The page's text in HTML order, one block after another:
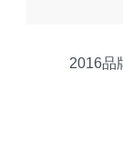
2016品